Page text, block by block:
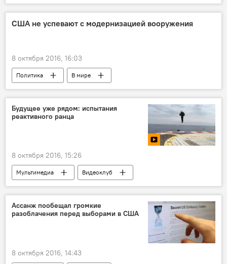
США не успевают с модернизацией вооружения
8 октября 2016, 16:03
Политика В мире
Будущее уже рядом: испытания
реактивного ранца
8 октября 2016, 15:26
Мультимедиа Видеоклуб
Ассанж пообещал громкие
разоблачения перед выборами в США
8 октября 2016, 14:43